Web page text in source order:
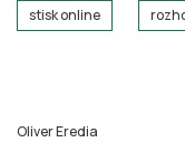
stisk online
Oliver Eredia